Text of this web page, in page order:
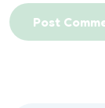
Post